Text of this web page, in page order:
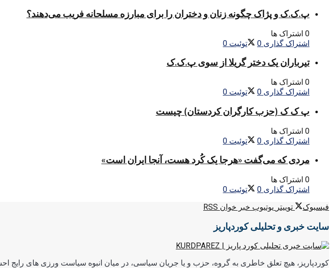
پ.ک.ک و پژاک چگونه زنان و دختران را برای مبارزه مسلحانه فریب می‌دهند؟
0 اشتراک ها
اشتراک گذاری 0 توئیت 0
تیرباران یک دختر گریلا از سوی پ.ک.ک
0 اشتراک ها
اشتراک گذاری 0 توئیت 0
پ ک ک (حزب کارگران کردستان) چیست
0 اشتراک ها
اشتراک گذاری 0 توئیت 0
مردی که می‌گفت «هرجا یک کُرد هست، آنجا ایران است»
0 اشتراک ها
اشتراک گذاری 0 توئیت 0
فیسبوک
توییتر یوتیوب خبر خوان RSS
سایت خبری و تحلیلی کوردپاریز
کوردپاریز، هیچ تعلق خاطری به گروه، حزب و یا جریان سیاسی، در میان انبوه سیاست ورزی های رایج